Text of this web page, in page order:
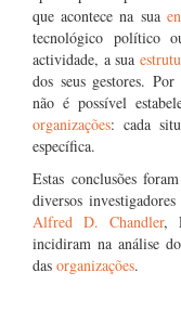
que acontece na sua
tecnológico político
actividade, a sua
dos seus gestores.
não é possível
organizações: cada
específica.
Estas conclusões
diversos
Alfred D. Chandler,
incidiram na análise
das organizações.